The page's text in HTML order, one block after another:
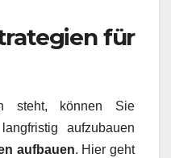
für
steht, können Sie
aufzubauen
aufbauen. Hier geht